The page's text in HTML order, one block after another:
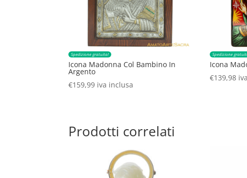
Spedizione gratuita!
Icona Madonna Col Bambino In
Argento
€159,99 iva inclusa
Spedizione
Icona
€139,98
Prodotti correlati